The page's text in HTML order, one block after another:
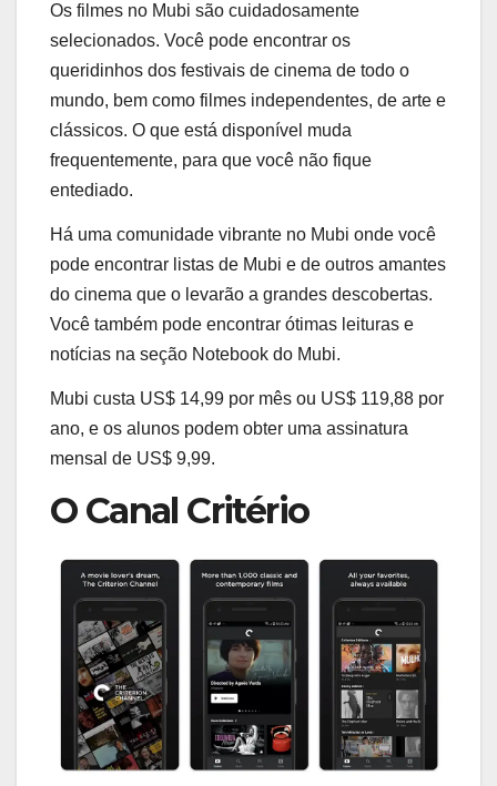
Os filmes no Mubi são cuidadosamente
selecionados. Você pode encontrar os
queridinhos dos festivais de cinema de todo o
mundo, bem como filmes independentes, de arte e
clássicos. O que está disponível muda
frequentemente, para que você não fique
entediado.
Há uma comunidade vibrante no Mubi onde você
pode encontrar listas de Mubi e de outros amantes
do cinema que o levarão a grandes descobertas.
Você também pode encontrar ótimas leituras e
notícias na seção Notebook do Mubi.
Mubi custa US$ 14,99 por mês ou US$ 119,88 por
ano, e os alunos podem obter uma assinatura
mensal de US$ 9,99.
O Canal Critério